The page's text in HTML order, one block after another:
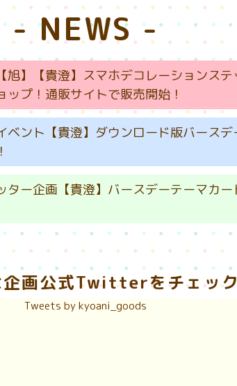
- NEWS -
旭】【貴澄】スマホデコレーションス
ップ！通販サイトで販売開始！
ベント【貴澄】ダウンロード版バース
ター企画【貴澄】バースデーテーマカ
企画公式Twitterをチェッ
Tweets by kyoani_goods